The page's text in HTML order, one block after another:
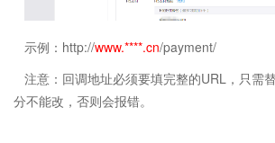
示例：http://www.****.cn/payment/
注意：回调地址必须要填完整的URL，只需
分不能改，否则会报错。